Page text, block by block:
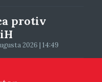
protiv
2026 | 14:49